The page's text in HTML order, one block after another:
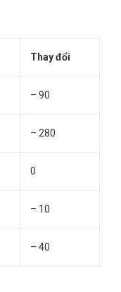
Thay đổi
– 90
– 280
0
– 10
– 40